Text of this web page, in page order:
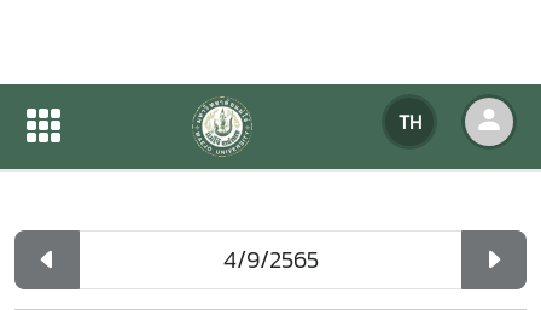
TH
ปฏิทินกิจกรรมของหน่วยงาน
ปฏิทินกิจกรรมของหน่วยงาน